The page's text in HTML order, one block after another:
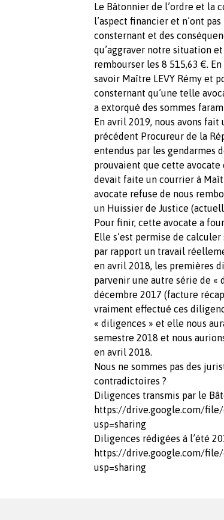
Le Bâtonnier de l’ordre et la
l’aspect financier et n’ont
consternant et des
qu’aggraver notre situation
rembourser les 8 515,63 €.
savoir Maître LEVY Rémy et
consternant qu’une telle
a extorqué des sommes
En avril 2019, nous avons
précédent Procureur de la
entendus par les gendarmes
prouvaient que cette
devait faite un courrier à
avocate refuse de nous
un Huissier de Justice
Pour finir, cette avocate a
Elle s’est permise de
par rapport un travail
en avril 2018, les premières
parvenir une autre série de «
décembre 2017 (facture
vraiment effectué ces
« diligences » et elle nous
semestre 2018 et nous
en avril 2018.
Nous ne sommes pas des
contradictoires ?
Diligences transmis par le
https://drive.google.com/file/
usp=sharing
Diligences rédigées à l’été
https://drive.google.com/file/
usp=sharing